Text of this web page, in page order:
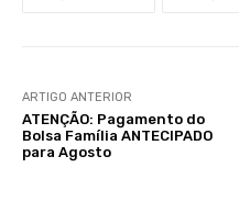
ARTIGO ANTERIOR
ATENÇÃO: Pagamento do
Bolsa Família ANTECIPADO
para Agosto